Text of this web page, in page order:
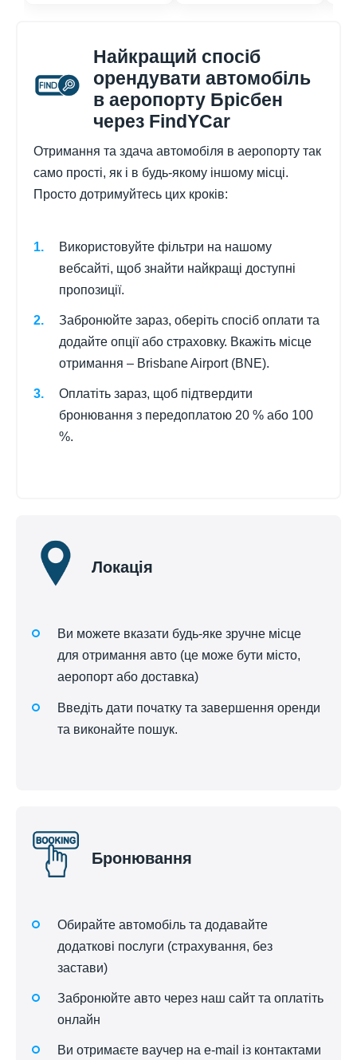
Найкращий спосіб
орендувати автомобіль
в аеропорту Брісбен
через FindYCar
Отримання та здача автомобіля в аеропорту так
само прості, як і в будь-якому іншому місці.
Просто дотримуйтесь цих кроків:
Використовуйте фільтри на нашому
вебсайті, щоб знайти найкращі доступні
пропозиції.
Забронюйте зараз, оберіть спосіб оплати та
додайте опції або страховку. Вкажіть місце
отримання – Brisbane Airport (BNE).
Оплатіть зараз, щоб підтвердити
бронювання з передоплатою 20 % або 100
%.
Локація
Ви можете вказати будь-яке зручне місце
для отримання авто (це може бути місто,
аеропорт або доставка)
Введіть дати початку та завершення оренди
та виконайте пошук.
Бронювання
Обирайте автомобіль та додавайте
додаткові послуги (страхування, без
застави)
Забронюйте авто через наш сайт та оплатіть
онлайн
Ви отримаєте ваучер на e-mail із контактами